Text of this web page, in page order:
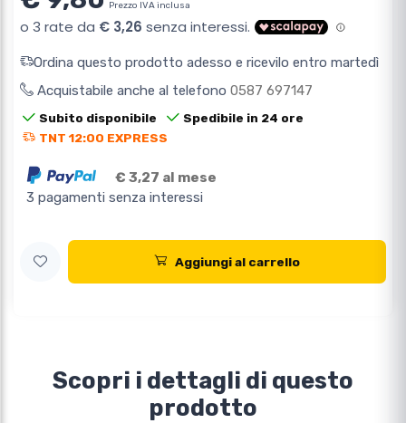
Prezzo IVA inclusa
Ordina questo prodotto adesso e ricevilo entro martedì
Acquistabile anche al telefono 0587 697147
Subito disponibile
Spedibile in 24 ore
TNT 12:00 EXPRESS
€ 3,27 al mese
3 pagamenti senza interessi
Aggiungi al carrello
Scopri i dettagli di questo
prodotto